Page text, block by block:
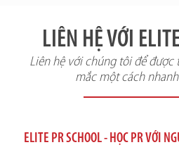
LIÊN HỆ VỚI
Liên hệ với chúng tôi để được
mắc một cách
ELITE PR SCHOOL - HỌC PR VỚI